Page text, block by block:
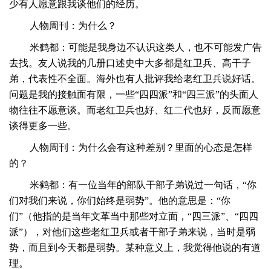
少有人愿意跟我谈他们的经历。
人物周刊：为什么？
米鹤都：可能是我身边不认识这类人，也不可能发广告
去找。友人说我的几册口述史中大多都是红卫兵、高干子
弟，代表性不全面。海外也有人批评我给老红卫兵说好话。
问题是我的接触面有限，一些“四四派”和“四三派”的头面人
物往往不愿意谈。而老红卫兵也好、红二代也好，反而愿意
谈得更多一些。
人物周刊：为什么会有这种差别？里面的心态是怎样
的？
米鹤都：有一位当年的部队干部子弟说过一句话， “你
们对我们来说，你们始终是弱势”。他的意思是：“你
们”（他指的是当年文革当中那些对立面，“四三派”、“四四
派”），对他们这些老红卫兵或者干部子弟来说，当时是弱
势，而且到今天都是弱势。某种意义上，我觉得他说的有道
理。